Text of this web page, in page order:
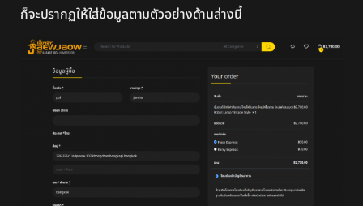
ก็จะปรากฏให้ใส่ข้อมูลตามตัวอย่างด้านล่างนี้